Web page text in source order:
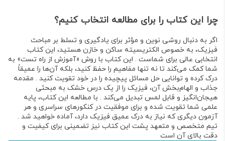
چرا این کتاب را برای مطالعه انتخاب کنیم؟
اگر به دنبال روشی نوین و مؤثر برای یادگیری و تسلط بر مباحث
فیزیک، به خصوص الکتریسیته ساکن و خازن هستید، این کتاب
انتخابی عالی برای شماست . این کتاب با روش «آموزش از راه تست» به
شما کمک می‌کند تا نه تنها مفاهیم را حفظ کنید، بلکه آن‌ها را عمیقاً
درک کرده و توانایی حل مسائل پیچیده را در خود تقویت کنید . مقدمه
جذاب و الهام‌بخش آن، فیزیک را از یک درس خشک به مبحثی
هیجان‌انگیز و قابل لمس تبدیل می‌کند . با مطالعه این کتاب، پایه
علمی شما تقویت شده و برای موفقیت در کنکورهای سراسری و هر
آزمون دیگری که نیاز به درک عمیق فیزیک دارد، آماده خواهید شد .
تیم متخصص و متعهد پشت این کتاب نیز تضمینی برای کیفیت و
دقت بالای آن است